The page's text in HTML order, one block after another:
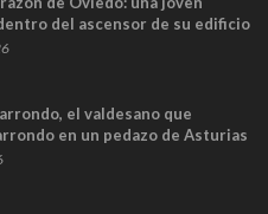
del ascensor de su edificio
sus últimos minutos
el valdesano que
en un pedazo de Asturias